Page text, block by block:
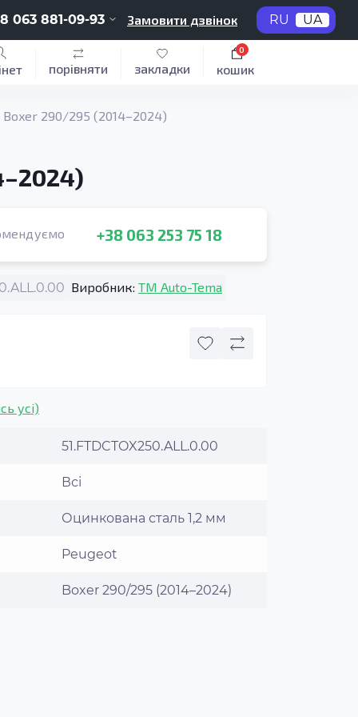
063 881-09-93 Замовити дзвінок RU UA
порівняти закладки кошик
0
Boxer 290/295 (2014–2024)
+38 063 253 75 18
Виробник: TM Auto-Tema
усі)
51.FTDCTOX250.ALL.0.00
Всі
Оцинкована сталь 1,2 мм
Peugeot
Boxer 290/295 (2014–2024)